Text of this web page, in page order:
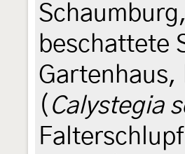
beschattete
Gartenhaus,
( Calystegia